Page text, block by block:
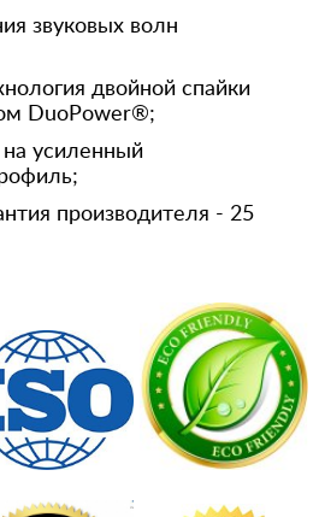
звуковых волн
двойной спайки
DuoPower®;
на усиленный
производителя - 25